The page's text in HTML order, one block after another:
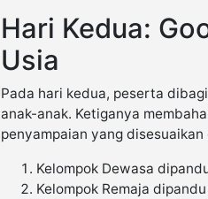
Hari Kedua:
Usia
Pada hari kedua, peserta
anak-anak. Ketiganya
penyampaian yang
Kelompok Dewasa
Kelompok Remaja